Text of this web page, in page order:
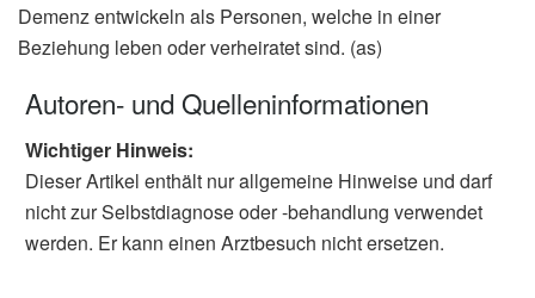
Demenz entwickeln als Personen, welche in einer
Beziehung leben oder verheiratet sind. (as)
Autoren- und Quelleninformationen
Wichtiger Hinweis:
Dieser Artikel enthält nur allgemeine Hinweise und darf
nicht zur Selbstdiagnose oder -behandlung verwendet
werden. Er kann einen Arztbesuch nicht ersetzen.